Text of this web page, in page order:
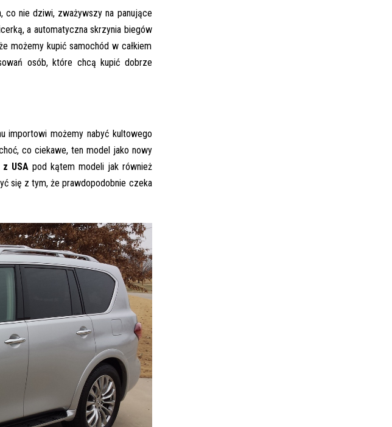
co nie dziwi, zważywszy na panujące
a automatyczna skrzynia biegów
możemy kupić samochód w całkiem
osób, które chcą kupić dobrze
importowi możemy nabyć kultowego
co ciekawe, ten model jako nowy
z USA pod kątem modeli jak również
się z tym, że prawdopodobnie czeka